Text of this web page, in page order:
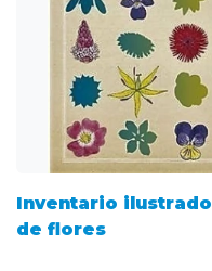
Inventario ilustrado
de flores